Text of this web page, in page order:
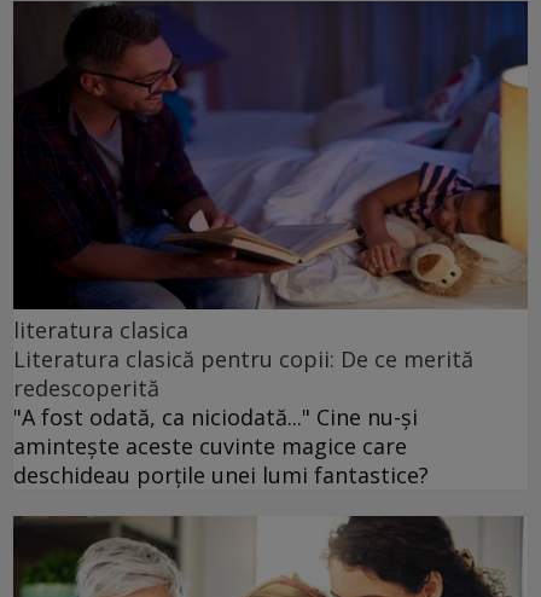
literatura clasica
Literatura clasică pentru copii: De ce merită
redescoperită
"A fost odată, ca niciodată..." Cine nu-și
amintește aceste cuvinte magice care
deschideau porțile unei lumi fantastice?